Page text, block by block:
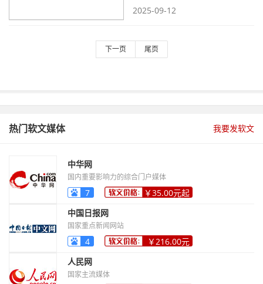
2025-09-12
下一页 尾页
热门软文媒体 我要发软文
中华网
国内重要影响力的综合门户媒体
7
￥35.00元起
中国日报网
国家重点新闻网站
4
￥216.00元
人民网
国家主流媒体